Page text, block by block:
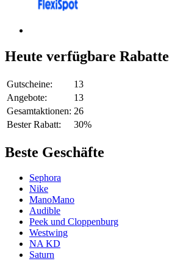
Heute verfügbare Rabatte
Gutscheine:
13
Angebote:
13
Gesamtaktionen: 26
Bester Rabatt:
30%
Beste Geschäfte
Sephora
Nike
ManoMano
Audible
Peek und Cloppenburg
Westwing
NA KD
Saturn